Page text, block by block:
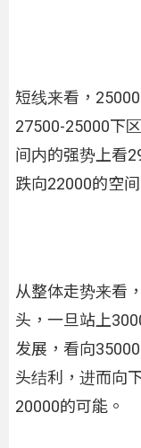
短线来看，
27500-25000下
间内的强势上看
跌向22000的空间
从整体走势来看
头，一旦站上
发展，看向
头结利，进而向
20000的可能。